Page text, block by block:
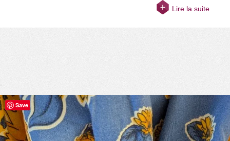
Lire la suite
Save